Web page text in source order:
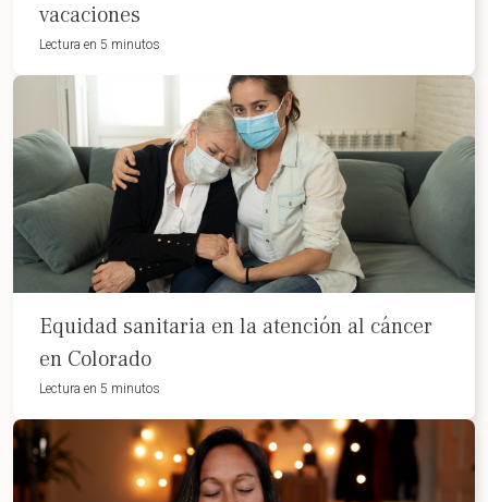
vacaciones
Lectura en 5 minutos
Equidad sanitaria en la atención al cáncer
en Colorado
Lectura en 5 minutos